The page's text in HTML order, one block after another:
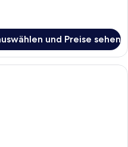
und Preise sehen
Hotelzimmer mit einem großen